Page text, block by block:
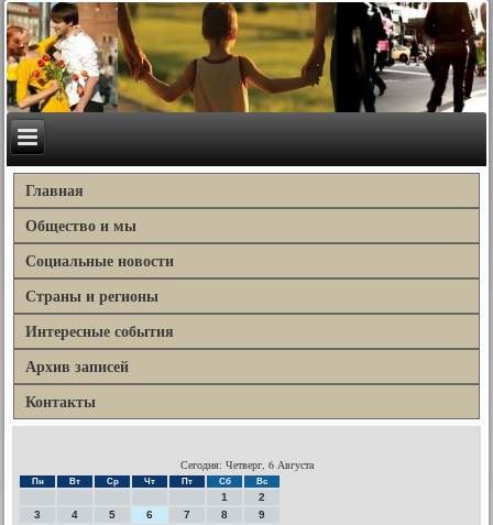
Главная
Общество и мы
Социальные новости
Страны и регионы
Интересные события
Архив записей
Контакты
Сегодня: Четверг, 6 Августа
Пн Вт Ср Чт Пт Сб Вс
1
2
3
4 5 6 7 8
9